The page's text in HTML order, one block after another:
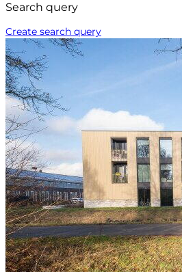
Search query
Create search query